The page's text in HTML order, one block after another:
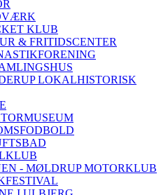
KLUB
& FRITIDSCENTER
LOKALHISTORISK
- MØLDRUP MOTORKLUB